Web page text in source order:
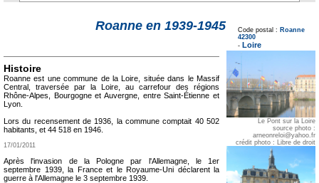
Roanne en 1939-1945
Code postal : Roanne
42300
- Loire
Le Pont sur la Loire
source photo :
arneonreloi@yahoo.fr
crédit photo : Libre de droit
Histoire
Roanne est une commune de la Loire, située dans le Massif
Central, traversée par la Loire, au carrefour des régions
Rhône-Alpes, Bourgogne et Auvergne, entre Saint-Étienne et
Lyon.
Lors du recensement de 1936, la commune comptait 40 502
habitants, et 44 518 en 1946.
17/01/2011
Après l'invasion de la Pologne par l'Allemagne, le 1er
septembre 1939, la France et le Royaume-Uni déclarent la
guerre à l'Allemagne le 3 septembre 1939.